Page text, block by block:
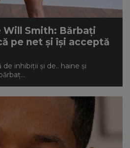
Will Smith: Bărbați
pe net și își acceptă
inhibiții și de.. haine și